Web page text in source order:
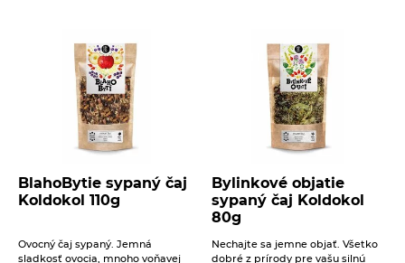
Beriem na vedomie spracovanie osobných údajov.
ODOSLAŤ
14. 11. 2022
Novinka – Bylinkoví ochrancovia v čajoch
Koldokol
nástup zimy. Leto j ...
BlahoBytie sypaný čaj
Koldokol 110g
Ovocný čaj sypaný. Jemná
sladkosť ovocia, mnoho voňavej
Bylinkové objatie
sypaný čaj Koldokol
80g
Nechajte sa jemne objať. Všetko
dobré z prírody pre vašu silnú